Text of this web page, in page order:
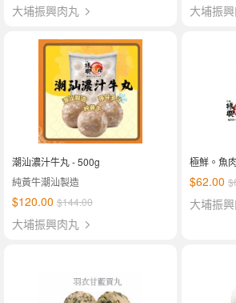
大埔振興肉丸 大埔振
潮汕濃汁牛丸 - 500g
純黃牛潮汕製造
$120.00 $144.00
大埔振興肉丸
極鮮。魚
$62.00
大埔振